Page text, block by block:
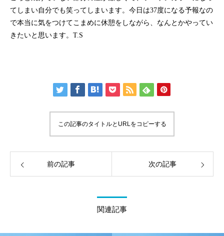
てしまい自分でも笑ってしまいます。今日は37度になる予報なの
で本当に気をつけてこまめに休憩をしながら、なんとかやってい
きたいと思います。T.S
この記事のタイトルとURLをコピーする
前の記事 次の記事
関連記事